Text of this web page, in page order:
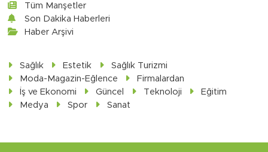
Tüm Manşetler
Son Dakika Haberleri
Haber Arşivi
Sağlık Estetik
Sağlık Turizmi
Moda-Magazin-Eğlence
Firmalardan
İş ve Ekonomi
Güncel Teknoloji
Eğitim
Medya
Spor Sanat